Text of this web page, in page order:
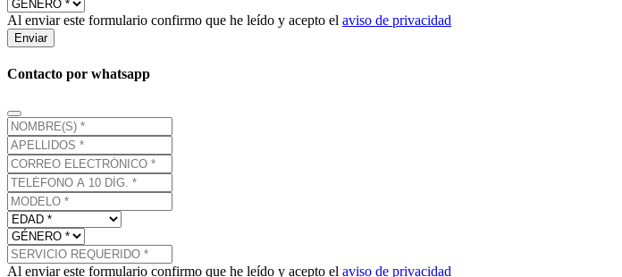
Al enviar este formulario confirmo que he leído y acepto el aviso de privacidad
Enviar
Contacto por whatsapp
Al enviar este formulario confirmo que he leído y acepto el aviso de privacidad